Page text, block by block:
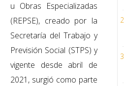
u Obras Especializadas
(REPSE), creado por la
Secretaría del Trabajo y
Previsión Social (STPS) y
vigente desde abril de
2021, surgió como parte
2
3